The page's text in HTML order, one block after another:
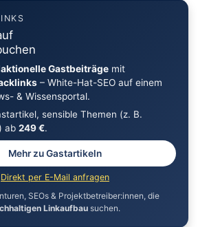
Gastbeiträgemit
– White-Hat-SEO auf einem
& Wissensportal.
sensible Themen (z. B.
ab 249 €.
Mehr zu Gastartikeln
Direkt per E-Mail anfragen
SEOs & Projektbetreiber:innen, die
Linkaufbau suchen.